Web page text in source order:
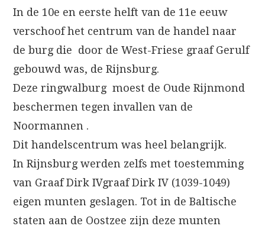
In de 10e en eerste helft van de 11e eeuw
verschoof het centrum van de handel naar
de burg die door de West-Friese graaf Gerulf
gebouwd was, de Rijnsburg.
Deze ringwalburg moest de Oude Rijnmond
beschermen tegen invallen van de
Noormannen .
Dit handelscentrum was heel belangrijk.
In Rijnsburg werden zelfs met toestemming
van Graaf Dirk IVgraaf Dirk IV (1039-1049)
eigen munten geslagen. Tot in de Baltische
staten aan de Oostzee zijn deze munten